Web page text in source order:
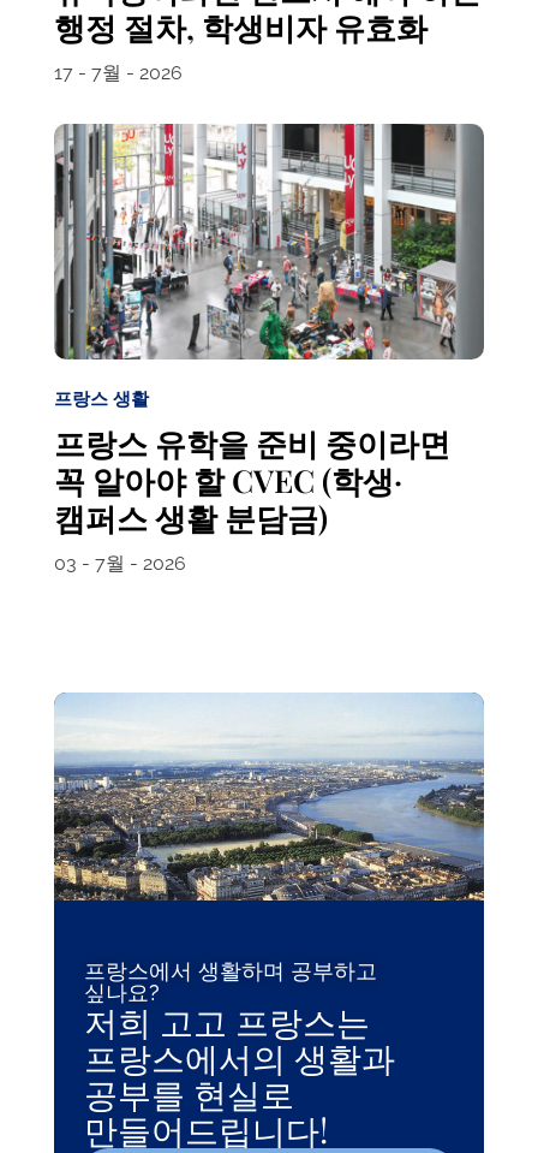
행정 절차, 학생비자 유효화
17 - 7월 - 2026
프랑스 생활
프랑스 유학을 준비 중이라면
꼭 알아야 할 CVEC (학생·
캠퍼스 생활 분담금)
03 - 7월 - 2026
프랑스에서 생활하며 공부하고
싶나요?
저희 고고 프랑스는
프랑스에서의 생활과
공부를 현실로
만들어드립니다!